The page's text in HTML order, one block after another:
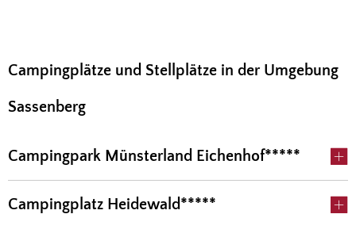
Campingplätze und Stellplätze in der Umgebung
Sassenberg
Campingpark Münsterland Eichenhof*****
Campingplatz Heidewald*****